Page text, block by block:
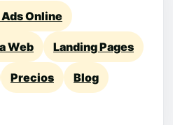
Ads Online
Web Landing Pages
Precios Blog